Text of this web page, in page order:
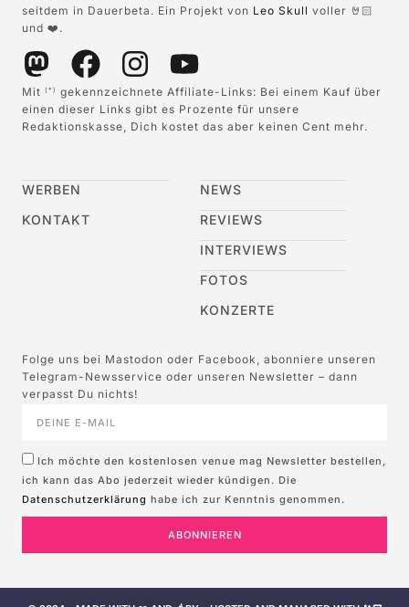
seitdem in Dauerbeta. Ein Projekt von Leo Skull voller 🤘🏻
und ❤️.
Mit (*)
gekennzeichnete Affiliate-Links: Bei einem Kauf über
einen dieser Links gibt es Prozente für unsere
Redaktionskasse, Dich kostet das aber keinen Cent mehr.
WERBEN
KONTAKT
NEWS
REVIEWS
INTERVIEWS
FOTOS
KONZERTE
Folge uns bei Mastodon oder Facebook, abonniere unseren
Telegram-Newsservice oder unseren Newsletter – dann
verpasst Du nichts!
Ich möchte den kostenlosen venue mag Newsletter bestellen,
ich kann das Abo jederzeit wieder kündigen. Die
Datenschutzerklärung habe ich zur Kenntnis genommen.
ABONNIEREN